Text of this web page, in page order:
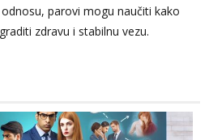
parovi mogu naučiti kako
zdravu i stabilnu vezu.